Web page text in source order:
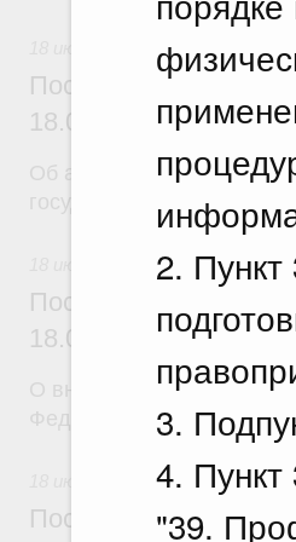
2.
3.
4.
"39.
Постановление
18.07.2026 г. № 904
Об авансировании
государственных
Постановление
18.07.2026 г. № 909
О внесении изменения в
Федерации от 17
Постановление